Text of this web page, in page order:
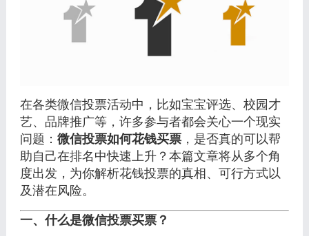
在各类微信投票活动中，比如宝宝评选、校园才
艺、品牌推广等，许多参与者都会关心一个现实
问题： 微信投票如何花钱买票，是否真的可以帮
助自己在排名中快速上升？本篇文章将从多个角
度出发，为你解析花钱投票的真相、可行方式以
及潜在风险。
一、什么是微信投票买票？